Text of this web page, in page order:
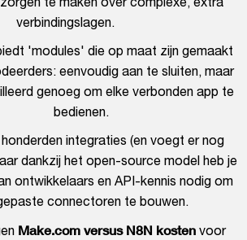
verbindingslagen.
'modules' die op maat zijn gemaakt
eenvoudig aan te sluiten, maar
genoeg om elke verbonden app te
bedienen.
integraties (en voegt er nog
dankzij het open-source model heb je
ontwikkelaars en API-kennis nodig om
connectoren te bouwen.
Make.com versus N8N kosten voor